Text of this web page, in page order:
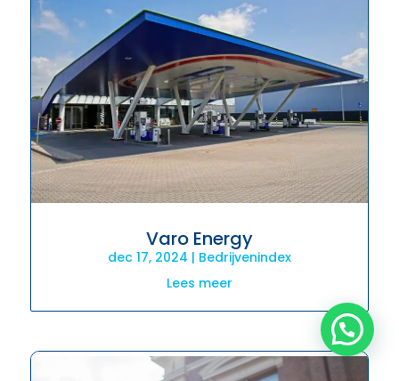
Varo Energy
dec 17, 2024 | Bedrijvenindex
Lees meer